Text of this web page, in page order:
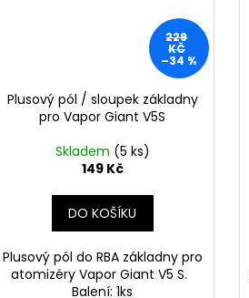
229
KČ
–34 %
Plusový pól / sloupek základny
pro Vapor Giant V5S
Skladem (5 ks)
149 Kč
DO KOŠÍKU
Plusový pól do RBA základny pro
atomizéry Vapor Giant V5 S.
Balení: 1ks